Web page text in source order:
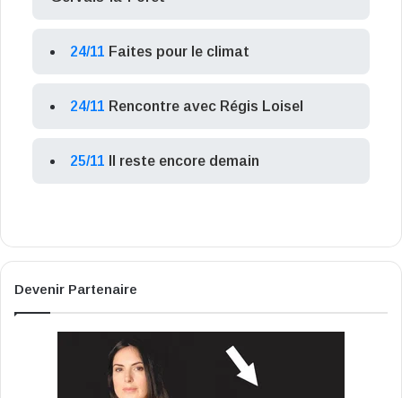
24/11 Faites pour le climat
24/11 Rencontre avec Régis Loisel
25/11 Il reste encore demain
Devenir Partenaire